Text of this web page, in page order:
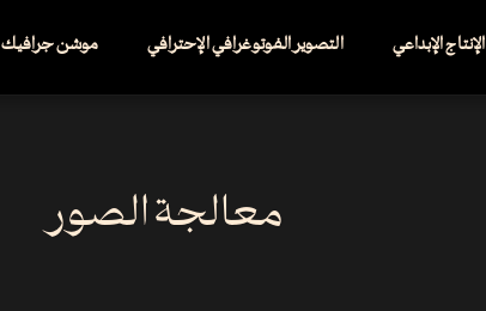
الإنتاج الإبداعي التصوير الفوتوغرافي الإحترافي موشن جرافيك
معالجة الصور